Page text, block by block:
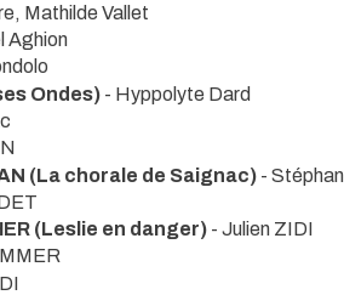
Mathilde Vallet
Aghion
Ondes) - Hyppolyte Dard
(La chorale de Saignac) -
(Leslie en danger) - Julien ZIDI